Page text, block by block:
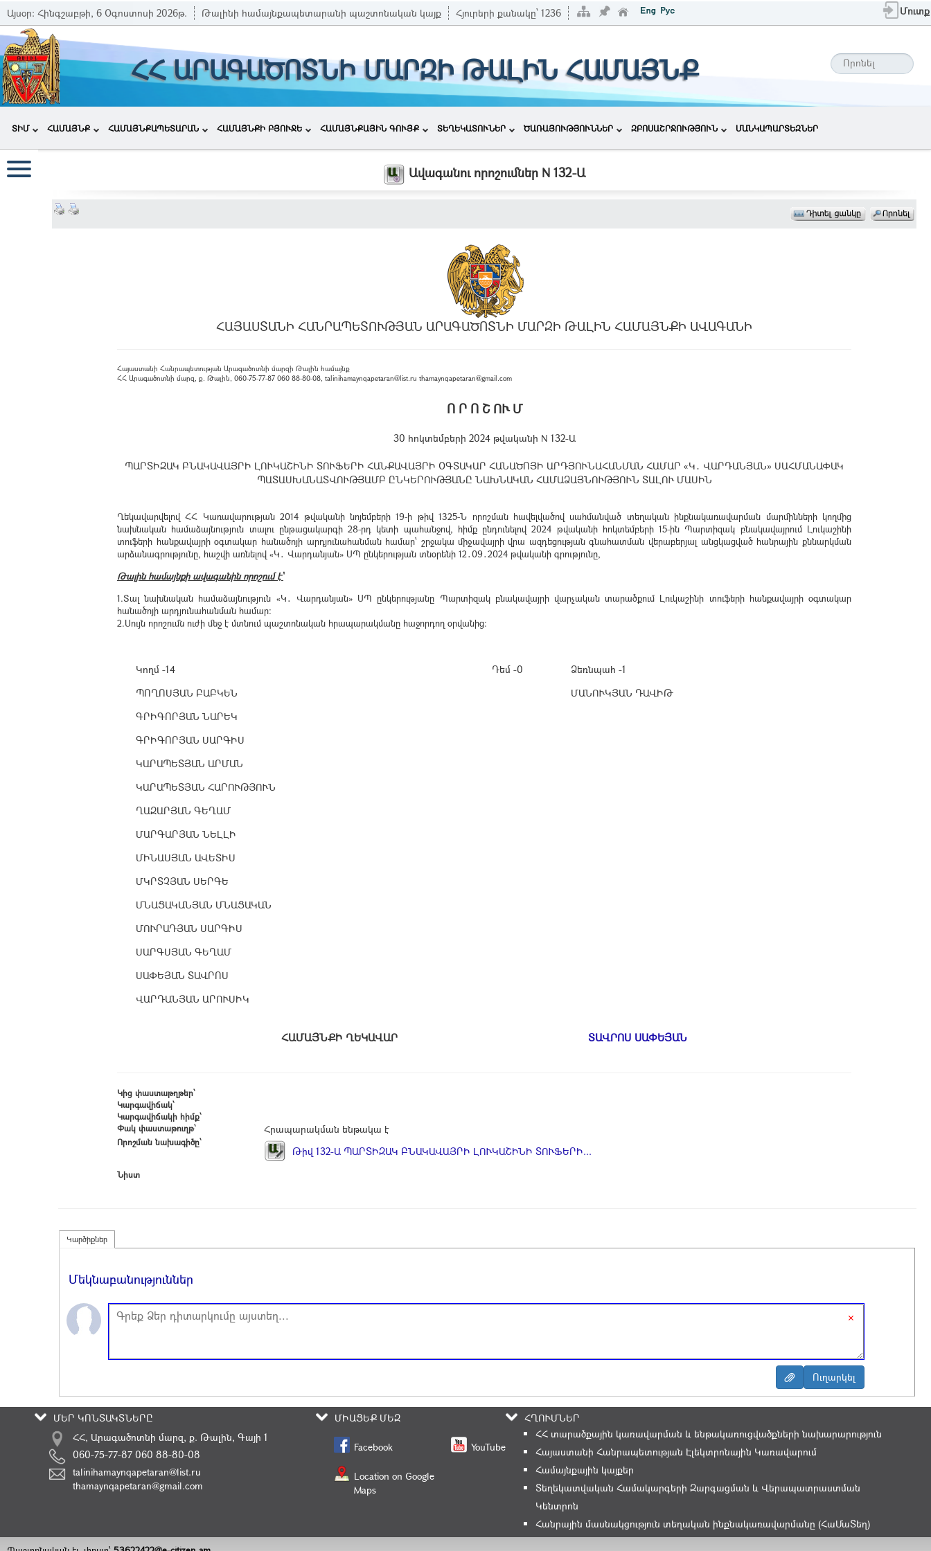
Այսօր: Հինգշաբթի, 6 Օգոստոսի 2026թ. Թալինի համայնքապետարանի պաշտոնական կայք Հյուրերի քանակը՝ 1236 Մուտք
ՀՀ ԱՐԱԳԱԾՈՏՆԻ ՄԱՐԶԻ ԹԱԼԻՆ ՀԱՄԱՅՆՔ
ՏԻՄ ՀԱՄԱՅՆՔ ՀԱՄԱՅՆՔԱՊԵՏԱՐԱՆ ՀԱՄԱՅՆՔԻ ԲՅՈՒՋԵ ՀԱՄԱՅՆՔԱՅԻՆ ԳՈՒՅՔ ՏԵՂԵԿԱՏՈՒՆԵՐ ԾԱՌԱՅՈՒԹՅՈՒՆՆԵՐ ԶԲՈՍԱՇՐՋՈՒԹՅՈՒՆ ՄԱՆԿԱՊԱՐՏԵԶՆԵՐ
Ավագանու որոշումներ N 132-Ա
ՀԱՅԱՍՏԱՆԻ ՀԱՆՐԱՊԵՏՈՒԹՅԱՆ ԱՐԱԳԱԾՈՏՆԻ ՄԱՐԶԻ ԹԱԼԻՆ ՀԱՄԱՅՆՔԻ ԱՎԱԳԱՆԻ
Հայաստանի Հանրապետության Արագածոտնի մարզի Թալին համայնք
ՀՀ Արագածոտնի մարզ, ք. Թալին, 060-75-77-87 060 88-80-08, talinihamaynqapetaran@list.ru thamaynqapetaran@gmail.com
Ո Ր Ո Շ ՈՒ Մ
30 հոկտեմբերի 2024 թվականի N 132-Ա
ՊԱՐՏԻԶԱԿ ԲՆԱԿԱՎԱՅՐԻ ԼՈՒԿԱՇԻՆԻ ՏՈՒՖԵՐԻ ՀԱՆՔԱՎԱՅՐԻ ՕԳՏԱԿԱՐ ՀԱՆԱԾՈՅԻ ԱՐԴՅՈՒՆԱՀԱՆՄԱՆ ՀԱՄԱՐ «Կ․ ՎԱՐԴԱՆՅԱՆ» ՍԱՀՄԱՆԱՓԱԿ
ՊԱՏԱՍԽԱՆԱՏՎՈՒԹՅԱՄԲ ԸՆԿԵՐՈՒԹՅԱՆԸ ՆԱԽՆԱԿԱՆ ՀԱՄԱՁԱՅՆՈՒԹՅՈՒՆ ՏԱԼՈՒ ՄԱՍԻՆ
Ղեկավարվելով ՀՀ Կառավարության 2014 թվականի նոյեմբերի 19-ի թիվ 1325-Ն որոշման հավելվածով սահմանված տեղական ինքնակառավարման մարմինների կողմից
նախնական համաձայնություն տալու ընթացակարգի 28-րդ կետի պահանջով, հիմք ընդունելով 2024 թվականի հոկտեմբերի 15-ին Պարտիզակ բնակավայրում Լուկաշինի
տուֆերի հանքավայրի օգտակար հանածոյի արդյունահանման համար՝ շրջակա միջավայրի վրա ազդեցության գնահատման վերաբերյալ անցկացված հանրային քննարկման
արձանագրությունը, հաշվի առնելով «Կ․ Վարդանյան» ՍՊ ընկերության տնօրենի 12․09․2024 թվականի գրությունը,
Թալին համայնքի ավագանին որոշում է՝
1.Տալ նախնական համաձայնություն «Կ․ Վարդանյան» ՍՊ ընկերությանը Պարտիզակ բնակավայրի վարչական տարածքում Լուկաշինի տուֆերի հանքավայրի օգտակար
հանածոյի արդյունահանման համար:
2.Սույն որոշումն ուժի մեջ է մտնում պաշտոնական հրապարակմանը հաջորդող օրվանից։
Կողմ -14
ՊՈՂՈՍՅԱՆ ԲԱԲԿԵՆ
ԳՐԻԳՈՐՅԱՆ ՆԱՐԵԿ
ԳՐԻԳՈՐՅԱՆ ՍԱՐԳԻՍ
ԿԱՐԱՊԵՏՅԱՆ ԱՐՄԱՆ
ԿԱՐԱՊԵՏՅԱՆ ՀԱՐՈՒԹՅՈՒՆ
ՂԱԶԱՐՅԱՆ ԳԵՂԱՄ
ՄԱՐԳԱՐՅԱՆ ՆԵԼԼԻ
ՄԻՆԱՍՅԱՆ ԱՎԵՏԻՍ
ՄԿՐՏՉՅԱՆ ՍԵՐԳԵ
ՄՆԱՑԱԿԱՆՅԱՆ ՄՆԱՑԱԿԱՆ
ՄՈՒՐԱԴՅԱՆ ՍԱՐԳԻՍ
ՍԱՐԳՍՅԱՆ ԳԵՂԱՄ
ՍԱՓԵՅԱՆ ՏԱՎՐՈՍ
ՎԱՐԴԱՆՅԱՆ ԱՐՈՒՍԻԿ
Դեմ -0
Ձեռնպահ -1
ՄԱՆՈՒԿՅԱՆ ԴԱՎԻԹ
ՀԱՄԱՅՆՔԻ ՂԵԿԱՎԱՐ ՏԱՎՐՈՍ ՍԱՓԵՅԱՆ
Կից փաստաթղթեր՝
Կարգավիճակ՝
Կարգավիճակի հիմք՝
Փակ փաստաթուղթ՝
Հրապարակման ենթակա է
Որոշման նախագիծը՝
Թիվ 132-Ա ՊԱՐՏԻԶԱԿ ԲՆԱԿԱՎԱՅՐԻ ԼՈՒԿԱՇԻՆԻ ՏՈՒՖԵՐԻ...
Նիստ
Կարծիքներ
Մեկնաբանություններ
×
ՄԵՐ ԿՈՆՏԱԿՏՆԵՐԸ ՄԻԱՑԵՔ ՄԵԶ
ՀՂՈՒՄՆԵՐ
ՀՀ, Արագածոտնի մարզ, ք. Թալին, Գայի 1
060-75-77-87 060 88-80-08
talinihamaynqapetaran@list.ru
thamaynqapetaran@gmail.com
Facebook
Location on Google
Maps
YouTube
ՀՀ տարածքային կառավարման և ենթակառուցվածքների նախարարություն
Հայաստանի Հանրապետության Էլեկտրոնային Կառավարում
Համայնքային կայքեր
Տեղեկատվական Համակարգերի Զարգացման և Վերապատրաստման
Կենտրոն
Հանրային մասնակցություն տեղական ինքնակառավարմանը (ՀաՄաՏեղ)